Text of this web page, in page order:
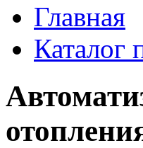
Главная
Каталог